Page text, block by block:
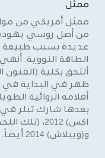
ممثل
من أصل روسي
عديدة بسبب
ألتحق بكلية
ظهر في البداية في
بعدها شارك تيلر
و(ويبلاش) 2014 أيضاً.